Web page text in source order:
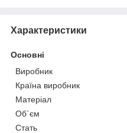
Характеристики
Основні
Виробник
Країна виробник
Матеріал
Об`єм
Стать